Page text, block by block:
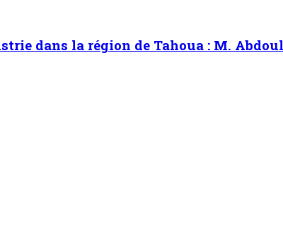
dans la région de Tahoua : M.